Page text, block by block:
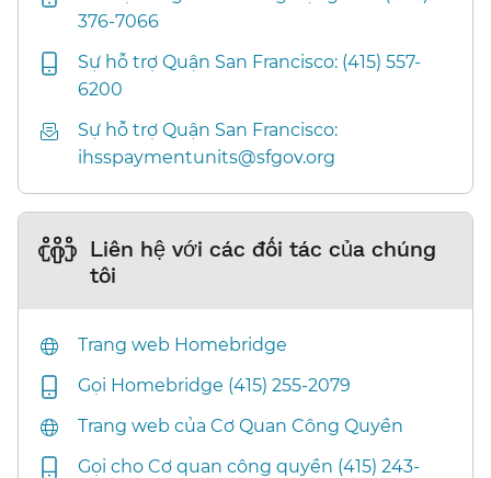
376-7066​​
Sự hỗ trợ Quận San Francisco: (415) 557-
6200​​
Sự hỗ trợ Quận San Francisco:
ihsspaymentunits@sfgov.org​​
Liên hệ với các đối tác của chúng
tôi​​
Trang web Homebridge​​
Gọi Homebridge (415) 255-2079​​
Trang web của Cơ Quan Công Quyền​​
Gọi cho Cơ quan công quyền (415) 243-